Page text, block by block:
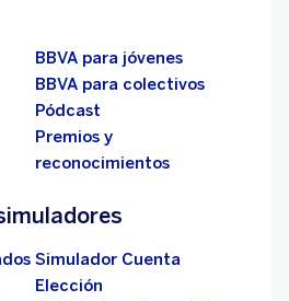
BBVA para jóvenes
BBVA para colectivos
Pódcast
Premios y
reconocimientos
Simulador Cuenta
Elección